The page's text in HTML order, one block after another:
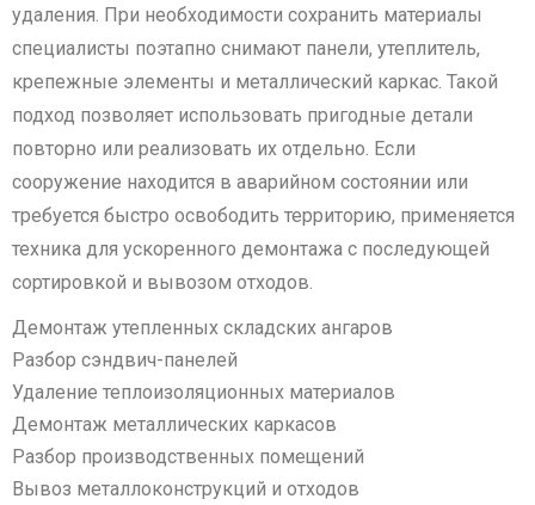
удаления. При необходимости сохранить материалы
специалисты поэтапно снимают панели, утеплитель,
крепежные элементы и металлический каркас. Такой
подход позволяет использовать пригодные детали
повторно или реализовать их отдельно. Если
сооружение находится в аварийном состоянии или
требуется быстро освободить территорию, применяется
техника для ускоренного демонтажа с последующей
сортировкой и вывозом отходов.
Демонтаж утепленных складских ангаров
Разбор сэндвич-панелей
Удаление теплоизоляционных материалов
Демонтаж металлических каркасов
Разбор производственных помещений
Вывоз металлоконструкций и отходов